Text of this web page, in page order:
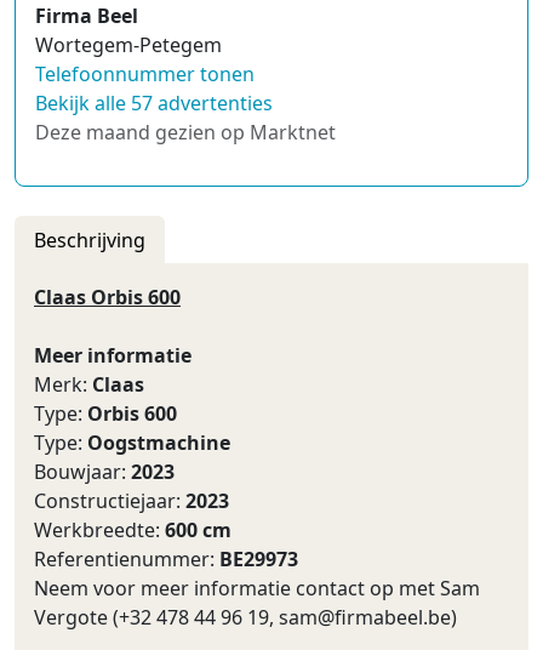
Firma Beel
Wortegem-Petegem
Telefoonnummer tonen
Bekijk alle 57 advertenties
Deze maand gezien op Marktnet
Beschrijving
Claas Orbis 600
Meer informatie
Merk: Claas
Type: Orbis 600
Type: Oogstmachine
Bouwjaar: 2023
Constructiejaar: 2023
Werkbreedte: 600 cm
Referentienummer: BE29973
Neem voor meer informatie contact op met Sam
Vergote (+32 478 44 96 19, sam@firmabeel.be)